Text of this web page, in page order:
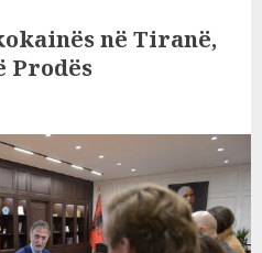
në Tiranë,
Prodës